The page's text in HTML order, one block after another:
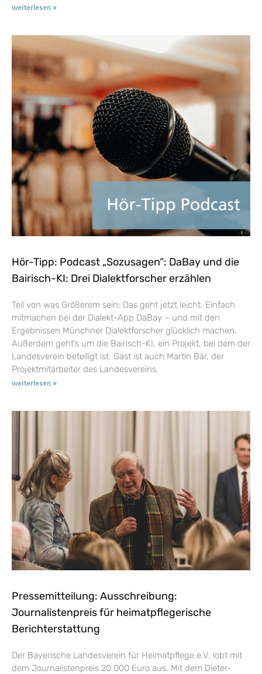
weiterlesen »
Hör-Tipp: Podcast „Sozusagen“: DaBay und die
Bairisch-KI: Drei Dialektforscher erzählen
Teil von was Größerem sein: Das geht jetzt leicht. Einfach
mitmachen bei der Dialekt-App DaBay – und mit den
Ergebnissen Münchner Dialektforscher glücklich machen.
Außerdem geht’s um die Bairisch-KI, ein Projekt, bei dem der
Landesverein beteiligt ist. Gast ist auch Martin Bär, der
Projektmitarbeiter des Landesvereins.
weiterlesen »
Pressemitteilung: Ausschreibung:
Journalistenpreis für heimatpflegerische
Berichterstattung
Der Bayerische Landesverein für Heimatpflege e.V. lobt mit
dem Journalistenpreis 20.000 Euro aus. Mit dem Dieter-